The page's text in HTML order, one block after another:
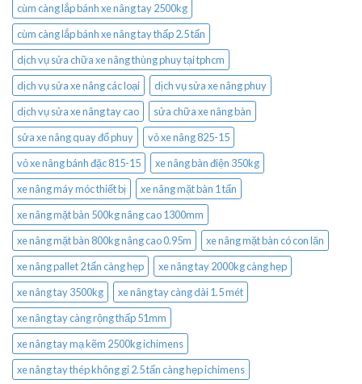
cùm càng lắp bánh xe nâng tay 2500kg
cùm càng lắp bánh xe nâng tay thấp 2.5 tấn
dịch vụ sửa chữa xe nâng thùng phuy tại tphcm
dịch vụ sửa xe nâng các loại
dịch vụ sửa xe nâng phuy
dịch vụ sửa xe nâng tay cao
sửa chữa xe nâng bàn
sửa xe nâng quay đổ phuy
vỏ xe nâng 825-15
vỏ xe nâng bánh đặc 815-15
xe nâng bàn điện 350kg
xe nâng máy móc thiết bị
xe nâng mặt bàn 1 tấn
xe nâng mặt bàn 500kg nâng cao 1300mm
xe nâng mặt bàn 800kg nâng cao 0.95m
xe nâng mặt bàn có con lăn
xe nâng pallet 2 tấn càng hẹp
xe nâng tay 2000kg càng hẹp
xe nâng tay 3500kg
xe nâng tay càng dài 1.5 mét
xe nâng tay càng rộng thấp 51mm
xe nâng tay mạ kẽm 2500kg ichimens
xe nâng tay thép không gỉ 2.5 tấn càng hẹp ichimens